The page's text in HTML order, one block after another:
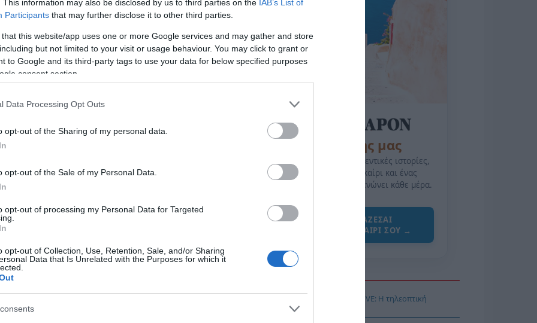
This information may also be disclosed by us to third parties on the IAB’s List of
Participants that may further disclose it to other third parties.
that this website/app uses one or more Google services and may gather and store
but not limited to your visit or usage behaviour. You may click to grant or
to Google and its third-party tags to use your data for below specified purposes
consent section.
Data Processing Opt Outs
opt-out of the Sharing of my personal data.
opt-out of the Sale of my Personal Data.
opt-out of processing my Personal Data for Targeted
opt-out of Collection, Use, Retention, Sale, and/or Sharing
Data that Is Unrelated with the Purposes for which it
Παναθηναϊκός – ΤΣΣΚΑ 1948: Για το
πρώτο βήμα!
της Ζωής μας
Οι άνθρωποι, οι αυθεντικές ιστορίες,
το ελληνικό καλοκαίρι και ένας
πολιτισμός που μας ενώνει κάθε μέρα.
ΌΣΑ ΧΡΕΙΆΖΕΣΑΙ
ΓΙΑ ΤΟ ΚΑΛΟΚΑΊΡΙ ΣΟΥ →
Παναθηναϊκός – ΤΣΣΚΑ 1948 LIVE: Η τηλεοπτική
μετάδοση του αγώνα (ΣΚΑΪ)